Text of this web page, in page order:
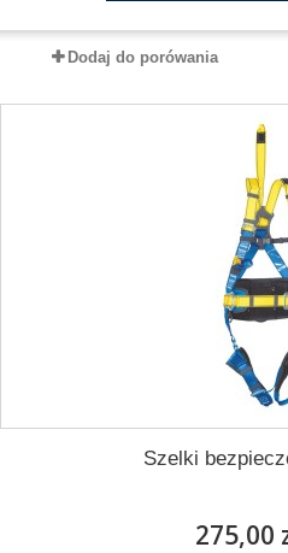
Dodaj do porówania
Szelki
275,00